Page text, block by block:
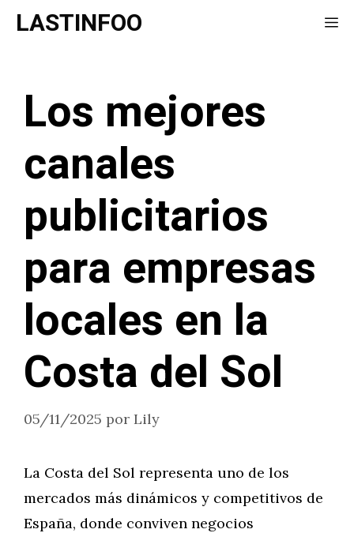
Saltar
LASTINFOO
Los mejores
canales
publicitarios
para empresas
locales en la
Costa del Sol
05/11/2025 por Lily
La Costa del Sol representa uno de los
mercados más dinámicos y competitivos de
España, donde conviven negocios